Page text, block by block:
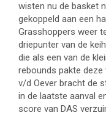
wisten nu de basket
gekoppeld aan een
Grasshoppers weer
driepunter van de
die als een van de
rebounds pakte
v/d Oever bracht de
in de laatste aanval
score van DAS